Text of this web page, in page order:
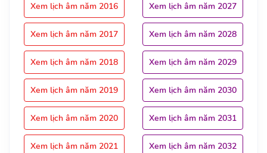
Xem lịch âm năm 2016
Xem lịch âm năm 2017
Xem lịch âm năm 2018
Xem lịch âm năm 2019
Xem lịch âm năm 2020
Xem lịch âm năm 2021
Xem lịch âm năm 2027
Xem lịch âm năm 2028
Xem lịch âm năm 2029
Xem lịch âm năm 2030
Xem lịch âm năm 2031
Xem lịch âm năm 2032